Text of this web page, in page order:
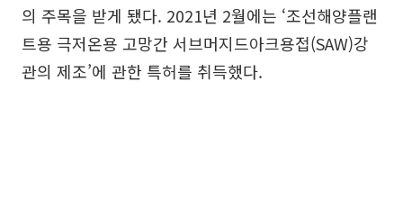
의 주목을 받게 됐다. 2021년 2월에는 ‘조선해양플랜
트용 극저온용 고망간 서브머지드아크용접(SAW)강
관의 제조’에 관한 특허를 취득했다.